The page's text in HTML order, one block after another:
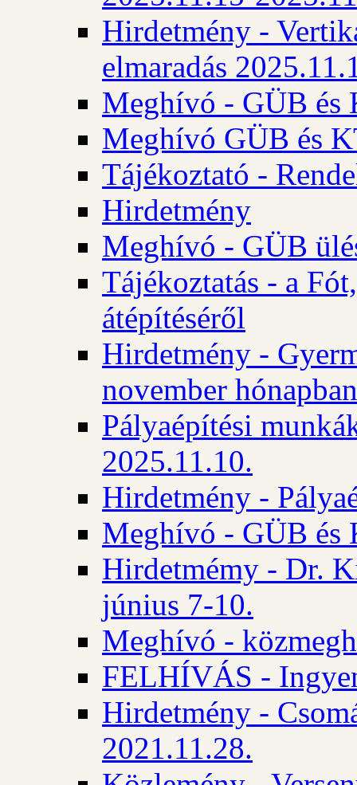
Hirdetmény -
elmaradás
Meghívó - GÜB és
Meghívó GÜB és
Tájékoztató -
Hirdetmény
Meghívó - GÜB
Tájékoztatás - a
átépítéséről
Hirdetmény -
november hónapban
Pályaépítési
2025.11.10.
Hirdetmény -
Meghívó - GÜB és
Hirdetmémy - Dr.
június 7-10.
Meghívó -
FELHÍVÁS -
Hirdetmény -
2021.11.28.